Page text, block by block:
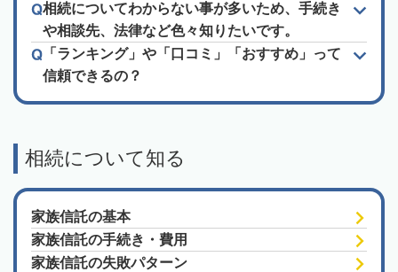
相続についてわからない事が多いため、手続き
や相談先、法律など色々知りたいです。
「ランキング」や「口コミ」「おすすめ」って
信頼できるの？
相続について知る
家族信託の基本
家族信託の手続き・費用
家族信託の失敗パターン